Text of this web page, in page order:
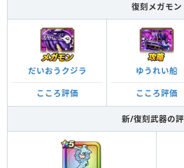
復刻メガモン
だいおうクジラ
こころ評価
ゆうれい船
こころ評価
新/復刻武器の